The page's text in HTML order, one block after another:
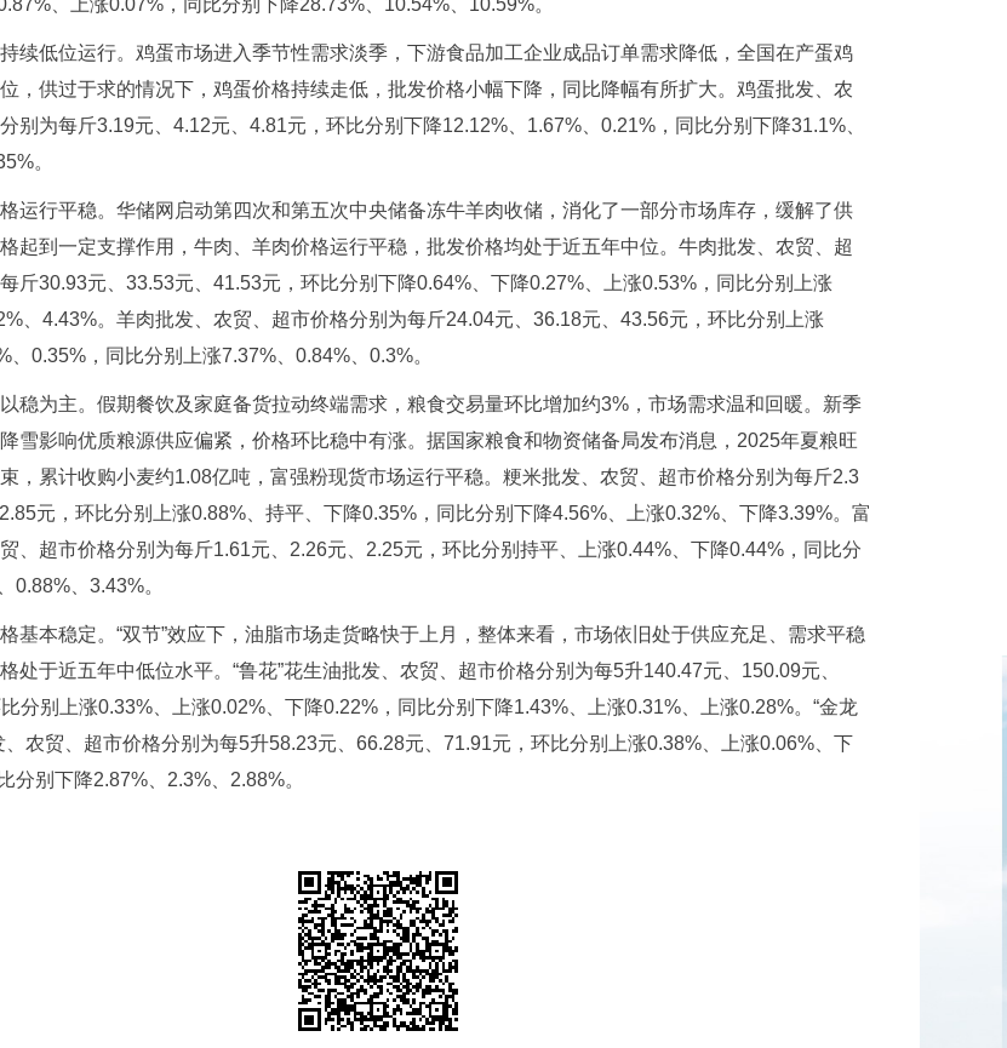
、上涨0.07%，同比分别下降28.73%、10.54%、10.59%。
续低位运行。鸡蛋市场进入季节性需求淡季，下游食品加工企业成品订单需求降低，全国在产蛋鸡
，供过于求的情况下，鸡蛋价格持续走低，批发价格小幅下降，同比降幅有所扩大。鸡蛋批发、农
别为每斤3.19元、4.12元、4.81元，环比分别下降12.12%、1.67%、0.21%，同比分别下降31.1%、
。
运行平稳。华储网启动第四次和第五次中央储备冻牛羊肉收储，消化了一部分市场库存，缓解了供
起到一定支撑作用，牛肉、羊肉价格运行平稳，批发价格均处于近五年中位。牛肉批发、农贸、超
斤30.93元、33.53元、41.53元，环比分别下降0.64%、下降0.27%、上涨0.53%，同比分别上涨
、4.43%。羊肉批发、农贸、超市价格分别为每斤24.04元、36.18元、43.56元，环比分别上涨
、0.35%，同比分别上涨7.37%、0.84%、0.3%。
稳为主。假期餐饮及家庭备货拉动终端需求，粮食交易量环比增加约3%，市场需求温和回暖。新季
雪影响优质粮源供应偏紧，价格环比稳中有涨。据国家粮食和物资储备局发布消息，2025年夏粮旺
，累计收购小麦约1.08亿吨，富强粉现货市场运行平稳。粳米批发、农贸、超市价格分别为每斤2.3
元，环比分别上涨0.88%、持平、下降0.35%，同比分别下降4.56%、上涨0.32%、下降3.39%。富
、超市价格分别为每斤1.61元、2.26元、2.25元，环比分别持平、上涨0.44%、下降0.44%，同比分
0.88%、3.43%。
基本稳定。“双节”效应下，油脂市场走货略快于上月，整体来看，市场依旧处于供应充足、需求平稳
处于近五年中低位水平。“鲁花”花生油批发、农贸、超市价格分别为每5升140.47元、150.09元、
分别上涨0.33%、上涨0.02%、下降0.22%，同比分别下降1.43%、上涨0.31%、上涨0.28%。“金龙
、农贸、超市价格分别为每5升58.23元、66.28元、71.91元，环比分别上涨0.38%、上涨0.06%、下
分别下降2.87%、2.3%、2.88%。